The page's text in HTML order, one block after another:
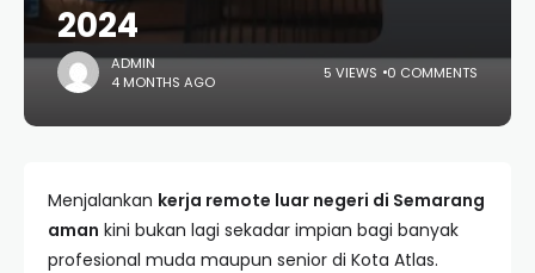
2024
ADMIN
4 MONTHS AGO
5 VIEWS 0 COMMENTS
Menjalankan kerja remote luar negeri di Semarang
aman kini bukan lagi sekadar impian bagi banyak
profesional muda maupun senior di Kota Atlas.